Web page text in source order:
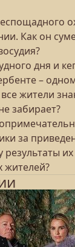
Как он
дня и
–
жители
забирает?
за
жителей?